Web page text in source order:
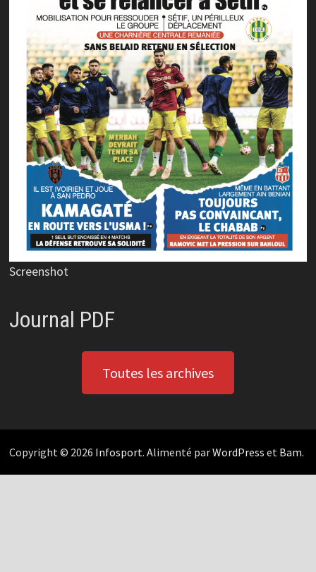
Screenshot
Journal PDF
Toutes les archives
Copyright © 2026 Infosport. Alimenté parWordPress et Bam.